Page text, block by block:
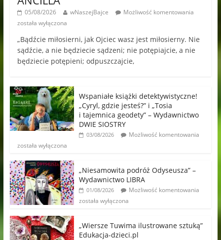
05/08/2026 wNaszejBajce
Możliwość komentowania
została wyłączona
„Bądźcie miłosierni, jak Ojciec wasz jest miłosierny. Nie
sądźcie, a nie będziecie sądzeni; nie potępiajcie, a nie
będziecie potępieni; odpuszczajcie,
Wspaniałe książki detektywistyczne!
„Cyryl, gdzie jesteś?” i „Tosia
i tajemnica geodety” – Wydawnictwo
DWIE SIOSTRY
03/08/2026
Możliwość komentowania
została wyłączona
„Niesamowita podróż Odyseusza” –
Wydawnictwo LIBRA
01/08/2026
Możliwość komentowania
została wyłączona
„Wiersze Tuwima ilustrowane sztuką”
Edukacja-dzieci.pl